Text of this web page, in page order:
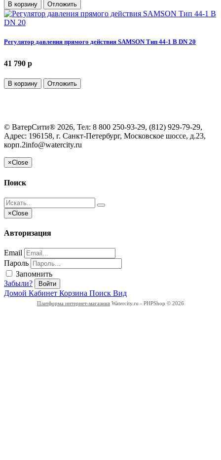
В корзину Отложить
Регулятор давления прямого действия SAMSON Тип 44-1 В DN 20
41 790 p
В корзину Отложить
© ВатерСити® 2026, Тел: 8 800 250-93-29, (812) 929-79-29,
Адрес: 196158, г. Санкт-Петербург, Московское шоссе, д.23,
корп.2info@watercity.ru
×Close
Поиск
×Close
Авторизация
Email
Пароль
Запомнить
Забыли?
Войти
Домой Кабинет Корзина Поиск Вид
Платформа интернет-магазина Watercity.ru - PHPShop © 2026